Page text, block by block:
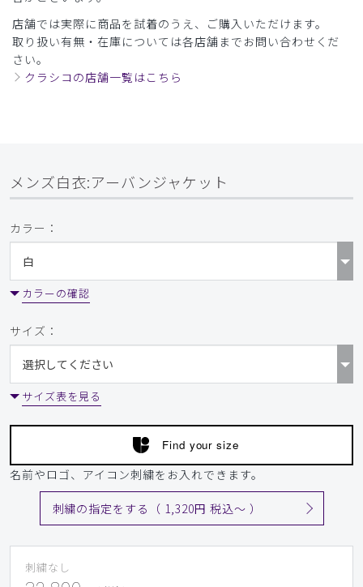
174cm70kg、Mサイズを購入
丁度良いサイズ、スリムなシルエットに満足しているほか、
伸縮性のある素材は着心地も良い
ご購入者様
購入確認済み
2025-09-03
年齢:
とても良かったです
喜んでもらえてこれにして良かったです。
商品：C07メンズ白衣:アーバンジャケット/白/L
役に立った
​7 ​8
店舗では実際に商品を試着のうえ、ご購入いただけます。
取り扱い有無・在庫については各店舗までお問い合わせくだ
さい。
クラシコの店舗一覧はこちら
メンズ白衣:アーバンジャケット
カラー：
カラーの確認
サイズ：
サイズ表を見る
Find your size
名前やロゴ、アイコン刺繍をお入れできます。
刺繍の指定をする（ 1,320円 税込〜 ）
刺繍なし